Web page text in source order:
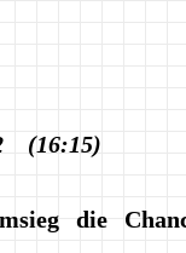
(16:15)
die